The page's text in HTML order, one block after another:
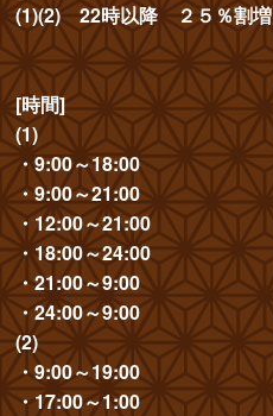
(1)(2) 22時以降 ２５％割増
[時間]
(1)
・9:00～18:00
・9:00～21:00
・12:00～21:00
・18:00～24:00
・21:00～9:00
・24:00～9:00
(2)
・9:00～19:00
・17:00～1:00